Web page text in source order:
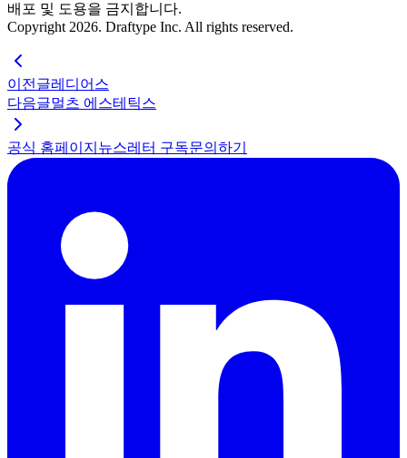
배포 및 도용을 금지합니다.
Copyright 2026. Draftype Inc. All rights reserved.
이전글레디어스
다음글멀츠 에스테틱스
공식 홈페이지 뉴스레터 구독문의하기